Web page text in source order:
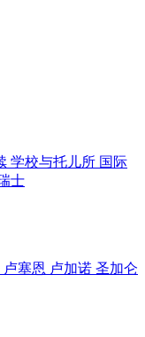
学校与托儿所 国际
士
卢塞恩 卢加诺 圣加仑